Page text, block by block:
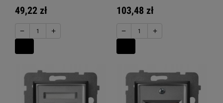
49,22 zł
− +
103,48 zł
− +